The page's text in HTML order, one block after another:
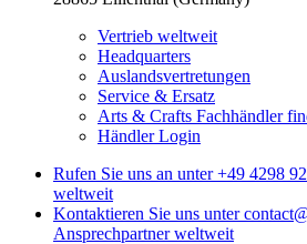
Vertrieb weltweit
Headquarters
Auslandsvertretungen
Service & Ersatz
Arts & Crafts Fachhändler
Händler Login
Rufen Sie uns an unter +49 4298
weltweit
Kontaktieren Sie uns unter
Ansprechpartner weltweit